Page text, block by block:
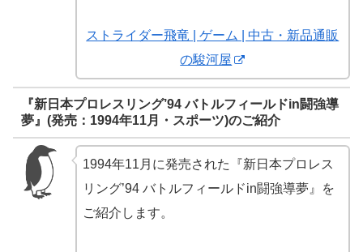
ストライダー飛竜 | ゲーム | 中古・新品通販
の駿河屋
『新日本プロレスリング’94 バトルフィールドin闘強導
夢』(発売：1994年11月・スポーツ)のご紹介
1994年11月に発売された『新日本プロレス
リング’94 バトルフィールドin闘強導夢』を
ご紹介します。